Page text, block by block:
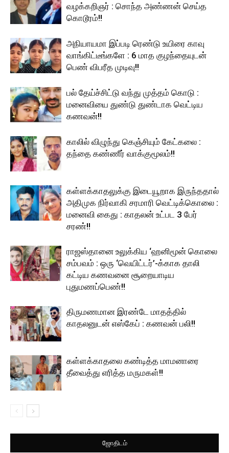
வழக்கறிஞர் : சொந்த அண்ணன் செய்த
கொடூரம்!!
அநியாயமா இப்படி ரெண்டு உயிரை காவு
வாங்கிட்டீங்களே : 6 மாத குழந்தையுடன்
பெண் விபரீத முடிவு!!
பல் தேய்ச்சிட்டு வந்து முத்தம் கொடு :
மனைவியை துண்டு துண்டாக வெட்டிய
கணவன்!!
காலில் விழுந்து கெஞ்சியும் கேட்கலை :
தந்தை கண்ணீர் வாக்குமூலம்!!
கள்ளக்காதலுக்கு இடையூறாக இருந்ததால்
அதிமுக நிர்வாகி சரமாரி வெட்டிக்கொலை :
மனைவி கைது : காதலன் உட்பட 3 பேர்
சரண்!!
ராஜஸ்தானை உலுக்கிய ‘ஹனிமூன் கொலை
சம்பவம் : ஒரு ‘வெயிட்டர்’-க்காக தாலி
கட்டிய கணவனை சூறையாடிய
புதுமணப்பெண்!!
திருமணமான இரண்டே மாதத்தில்
காதலனுடன் எஸ்கேப் : கணவன் பலி!!
கள்ளக்காதலை கண்டித்த மாமனாரை
தீவைத்து எரித்த மருமகள்!!
ஜோதிடம்